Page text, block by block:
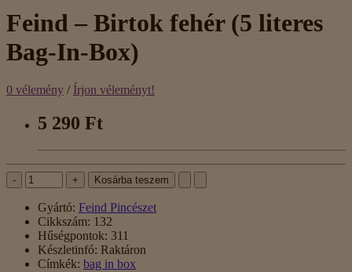
Feind – Birtok fehér (5 literes
Bag-In-Box)
0 vélemény / Írjon véleményt!
5 290 Ft
- + Kosárba teszem
Gyártó: Feind Pincészet
Cikkszám: 132
Hűségpontok: 311
Készletinfó: Raktáron
Címkék: bag in box